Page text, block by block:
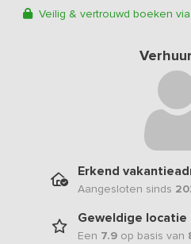
Veilig & vertrouwd boeken
Erkend
Aangesloten sinds
Geweldige locatie
Een 7.9 op basis van